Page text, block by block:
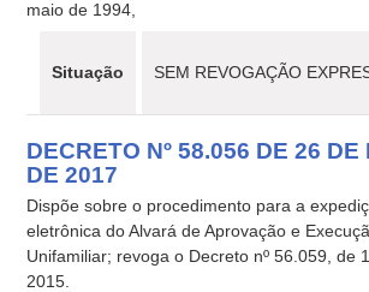
maio de 1994,
Situação SEM REVOGAÇÃO
DECRETO Nº 58.056 DE 26 DE
DE 2017
Dispõe sobre o procedimento para a
eletrônica do Alvará de Aprovação e
Unifamiliar; revoga o Decreto nº 56.059, de
2015.